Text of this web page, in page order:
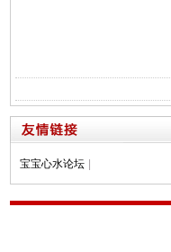
宝宝心水论坛